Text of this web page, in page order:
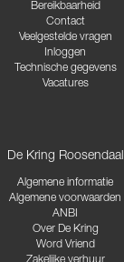
Bereikbaarheid
Contact
Veelgestelde vragen
Inloggen
Technische gegevens
Vacatures
De Kring Roosendaal
Algemene informatie
Algemene voorwaarden
ANBI
Over De Kring
Word Vriend